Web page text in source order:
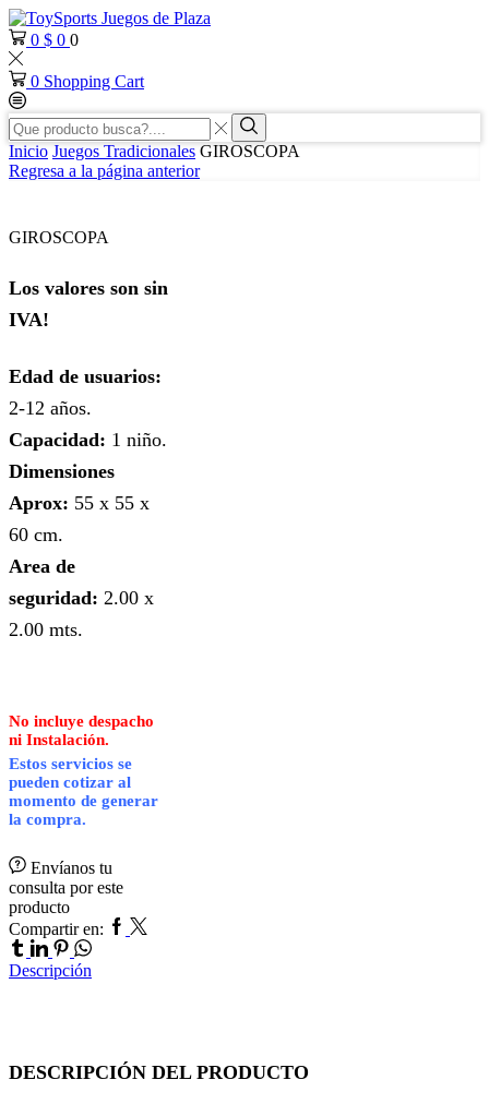
0 $ 0 0
0 Shopping Cart
Search
input
Search
Inicio Juegos Tradicionales GIROSCOPA
Regresa a la página anterior
GIROSCOPA
Los valores son sin
IVA!
Edad de usuarios:
2-12 años.
Capacidad: 1 niño.
Dimensiones
Aprox: 55 x 55 x
60 cm.
Area de
seguridad: 2.00 x
2.00 mts.
No incluye despacho
ni Instalación.
Estos servicios se
pueden cotizar al
momento de generar
la compra.
Envíanos tu
consulta por este
producto
Compartir en: Facebook
Twitter
Linkedin
Pinterest
Whatsapp
Descripción
DESCRIPCIÓN DEL PRODUCTO